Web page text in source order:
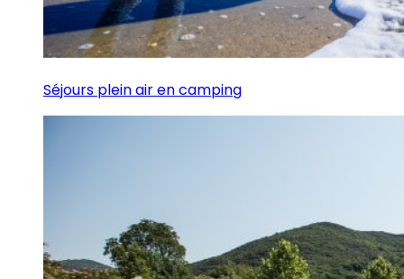
Séjours plein air en camping